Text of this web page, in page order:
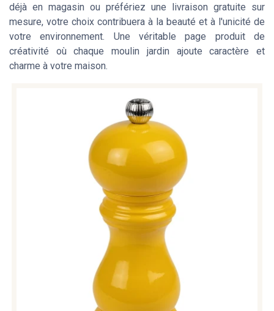
déjà en magasin ou préfériez une livraison gratuite sur
mesure, votre choix contribuera à la beauté et à l'unicité de
votre environnement. Une véritable page produit de
créativité où chaque moulin jardin ajoute caractère et
charme à votre maison.